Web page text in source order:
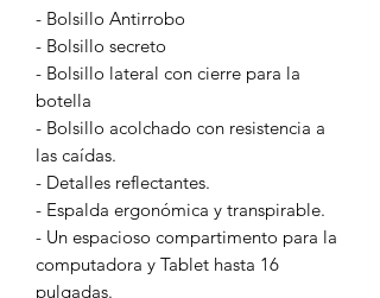
- Bolsillo Antirrobo
- Bolsillo secreto
- Bolsillo lateral con cierre para la
botella
- Bolsillo acolchado con resistencia a
las caídas.
- Detalles reflectantes.
- Espalda ergonómica y transpirable.
- Un espacioso compartimento para la
computadora y Tablet hasta 16
pulgadas.